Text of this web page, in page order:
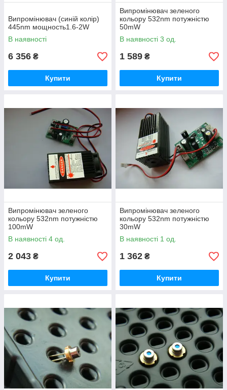
Випромінювач (синій колір)
445nm мощность1.6-2W
В наявності
6 356 ₴
Купити
Випромінювач зеленого
кольору 532nm потужністю
50mW
В наявності 3 од.
1 589 ₴
Купити
Випромінювач зеленого
кольору 532nm потужністю
100mW
В наявності 4 од.
2 043 ₴
Купити
Випромінювач зеленого
кольору 532nm потужністю
30mW
В наявності 1 од.
1 362 ₴
Купити